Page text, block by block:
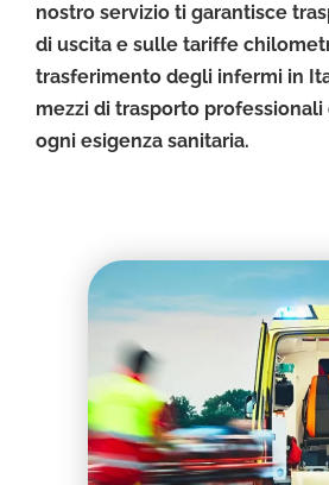
nostro servizio ti garantisce
di uscita e sulle tariffe
trasferimento degli infermi in
mezzi di trasporto
ogni esigenza sanitaria.